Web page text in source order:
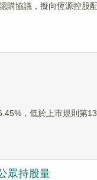
購協議，擬向恆源控股
，低於上市規則第
眾持股量